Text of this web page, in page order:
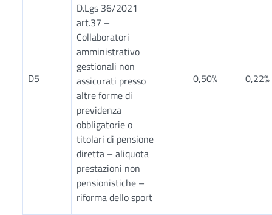
D5
D.Lgs 36/2021
art.37 –
Collaboratori
amministrativo
gestionali non
assicurati presso
altre forme di
previdenza
obbligatorie o
titolari di pensione
diretta – aliquota
prestazioni non
pensionistiche –
riforma dello sport
0,50% 0,22%